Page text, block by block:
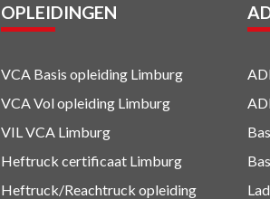
OPLEIDINGEN
VCA Basis opleiding Limburg
VCA Vol opleiding Limburg
VIL VCA Limburg
Heftruck certificaat Limburg
Heftruck/Reachtruck opleiding